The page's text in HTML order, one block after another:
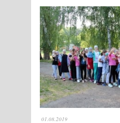
01.08.2019